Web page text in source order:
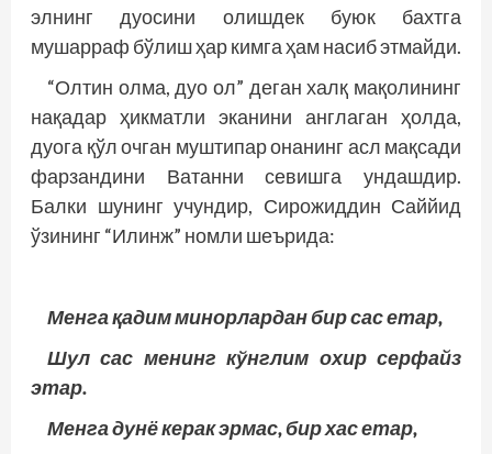
элнинг дуосини олишдек буюк бахтга
мушарраф бўлиш ҳар кимга ҳам насиб этмайди.
“Олтин олма, дуо ол” деган халқ мақолининг
нақадар ҳикматли эканини англаган ҳолда,
дуога қўл очган муштипар онанинг асл мақсади
фарзандини Ватанни севишга ундашдир.
Балки шунинг учундир, Сирожиддин Саййид
ўзининг “Илинж” номли шеърида:
Менга қадим минорлардан бир сас етар,
Шул сас менинг кўнглим охир серфайз
этар.
Менга дунё керак эрмас, бир хас етар,